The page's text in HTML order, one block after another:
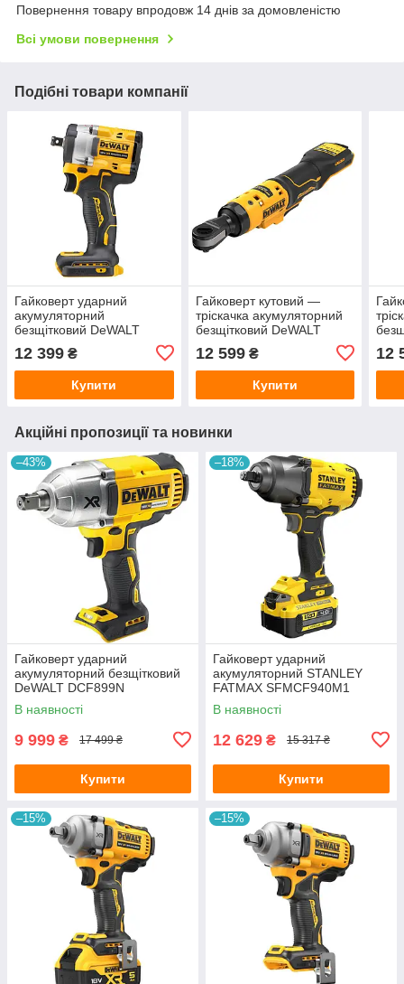
Повернення товару впродовж 14 днів за домовленістю
Всі умови повернення
Подібні товари компанії
Гайковерт ударний
акумуляторний
безщітковий DeWALT
12 399 ₴
Купити
Гайковерт кутовий —
тріскачка акумуляторний
безщітковий DeWALT
12 599₴
Купити
12
Акційні пропозиції та новинки
–43%
Гайковерт ударний
акумуляторний безщітковий
DeWALT DCF899N
В наявності
9 999 ₴ 17 499 ₴
Купити
–18%
Гайковерт ударний
акумуляторний STANLEY
FATMAX SFMCF940M1
В наявності
12 629 ₴ 15 317 ₴
Купити
–15% –15%